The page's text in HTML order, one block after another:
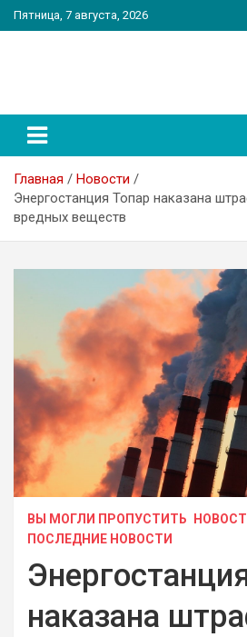
Перейти
к
Пятница, 7 августа, 2026
Главная
Новости
Энергостанция Топар наказана
вредных веществ
ВЫ МОГЛИ ПРОПУСТИТЬ
ПОСЛЕДНИЕ НОВОСТИ
наказана